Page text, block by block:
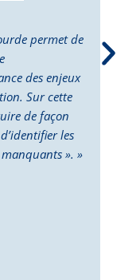
permet de
des enjeux
Sur cette
de façon
les
». »